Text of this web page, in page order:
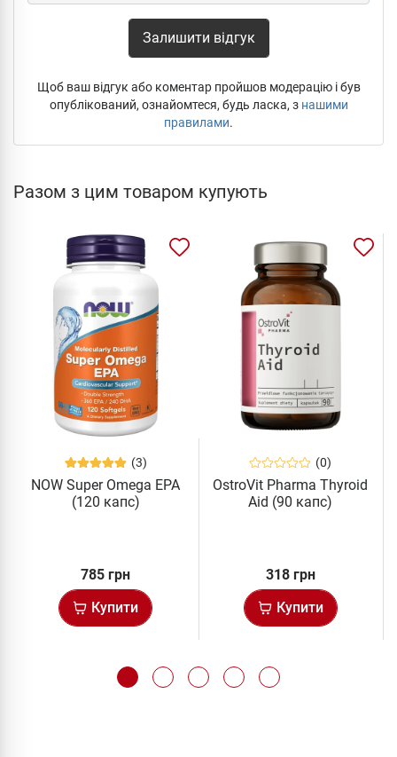
Залишити відгук
Щоб ваш відгук або коментар пройшов модерацію і був
опублікований, ознайомтеся, будь ласка, з нашими
правилами.
Разом з цим товаром купують
(3)
NOW Super Omega EPA
(120 капс)
785 грн
Купити
(0)
OstroVit Pharma Thyroid
Aid (90 капс)
318 грн
Купити